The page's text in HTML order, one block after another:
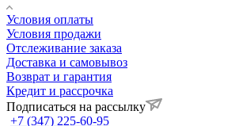
Условия оплаты
Условия продажи
Отслеживание заказа
Доставка и самовывоз
Возврат и гарантия
Кредит и рассрочка
Подписаться на рассылку
+7 (347) 225-60-95